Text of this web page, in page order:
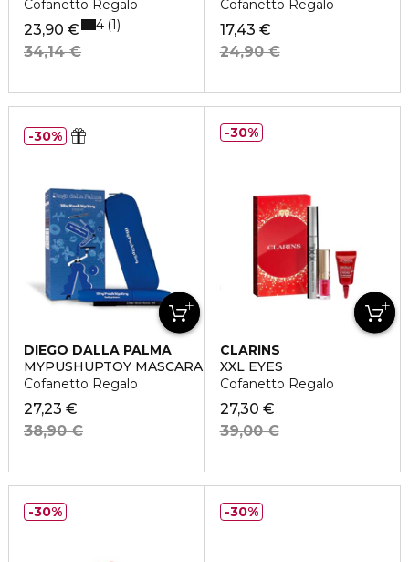
Cofanetto Regalo
23,90 €
34,14 €
4 1
Cofanetto Regalo
17,43 €
24,90 €
DIEGO DALLA PALMA
MYPUSHUPTOY MASCARA KIT
Cofanetto Regalo
27,23 €
38,90 €
30%
CLARINS
XXL EYES
Cofanetto Regalo
27,30 €
39,00 €
30%
30% 30%